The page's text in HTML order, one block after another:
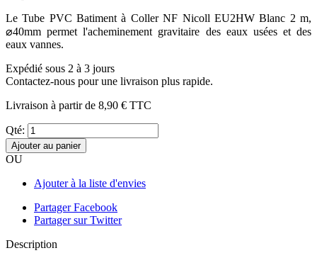
Le Tube PVC Batiment à Coller NF Nicoll EU2HW Blanc 2 m,
⌀40mm permet l'acheminement gravitaire des eaux usées et des
eaux vannes.
Expédié sous 2 à 3 jours
Contactez-nous pour une livraison plus rapide.
Livraison à partir de 8,90 € TTC
Qté:
Ajouter au panier
OU
Ajouter à la liste d'envies
Partager Facebook
Partager sur Twitter
Description